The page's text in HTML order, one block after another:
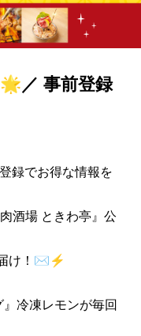
／ 事前登録
録でお得な情報を
酒場 ときわ亭』公
け！✉️⚡️
』冷凍レモンが毎回